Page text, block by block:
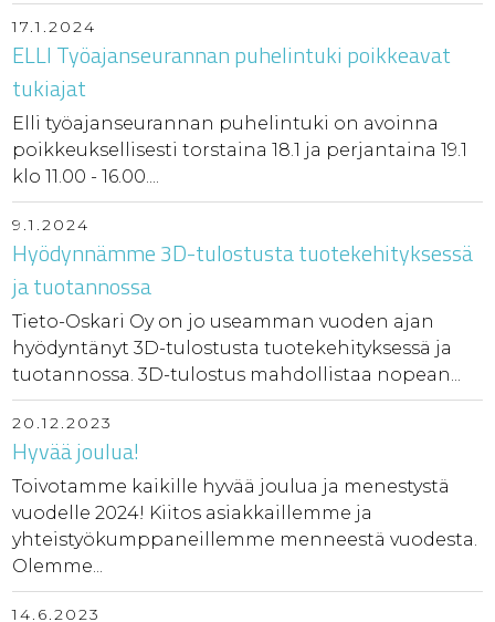
17.1.2024
ELLI Työajanseurannan puhelintuki poikkeavat
tukiajat
Elli työajanseurannan puhelintuki on avoinna
poikkeuksellisesti torstaina 18.1 ja perjantaina 19.1
klo 11.00 - 16.00....
9.1.2024
Hyödynnämme 3D-tulostusta tuotekehityksessä
ja tuotannossa
Tieto-Oskari Oy on jo useamman vuoden ajan
hyödyntänyt 3D-tulostusta tuotekehityksessä ja
tuotannossa. 3D-tulostus mahdollistaa nopean...
20.12.2023
Hyvää joulua!
Toivotamme kaikille hyvää joulua ja menestystä
vuodelle 2024! Kiitos asiakkaillemme ja
yhteistyökumppaneillemme menneestä vuodesta.
Olemme...
14.6.2023